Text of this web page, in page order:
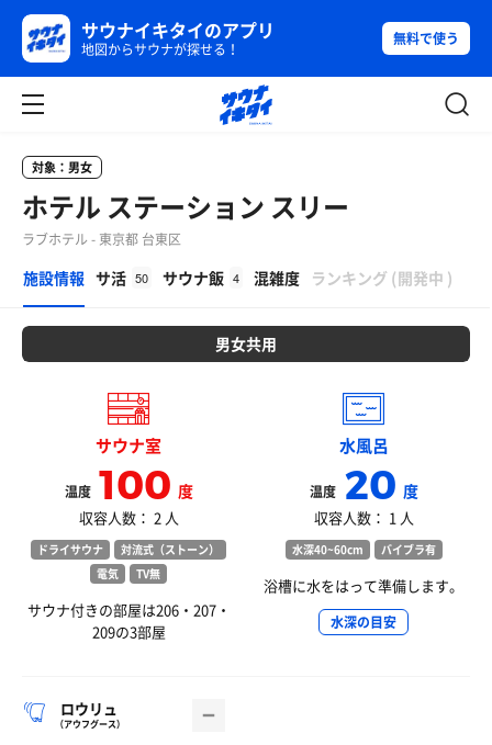
サウナイキタイのアプリ
地図からサウナが探せる！
無料で使う
対象：男女
ホテル ステーション スリー
ラブホテル - 東京都 台東区
施設情報 サ活 50 サウナ飯 4 混雑度 ランキング (開発中 )
男女共用
サウナ室
温度100度
収容人数： 2 人
ドライサウナ
対流式（ストーン）
電気
TV無
サウナ付きの部屋は206・207・
209の3部屋
水風呂
温度20度
収容人数： 1 人
水深40~60cm バイブラ有
浴槽に水をはって準備します。
水深の目安
ロウリュ
（アウフグース）